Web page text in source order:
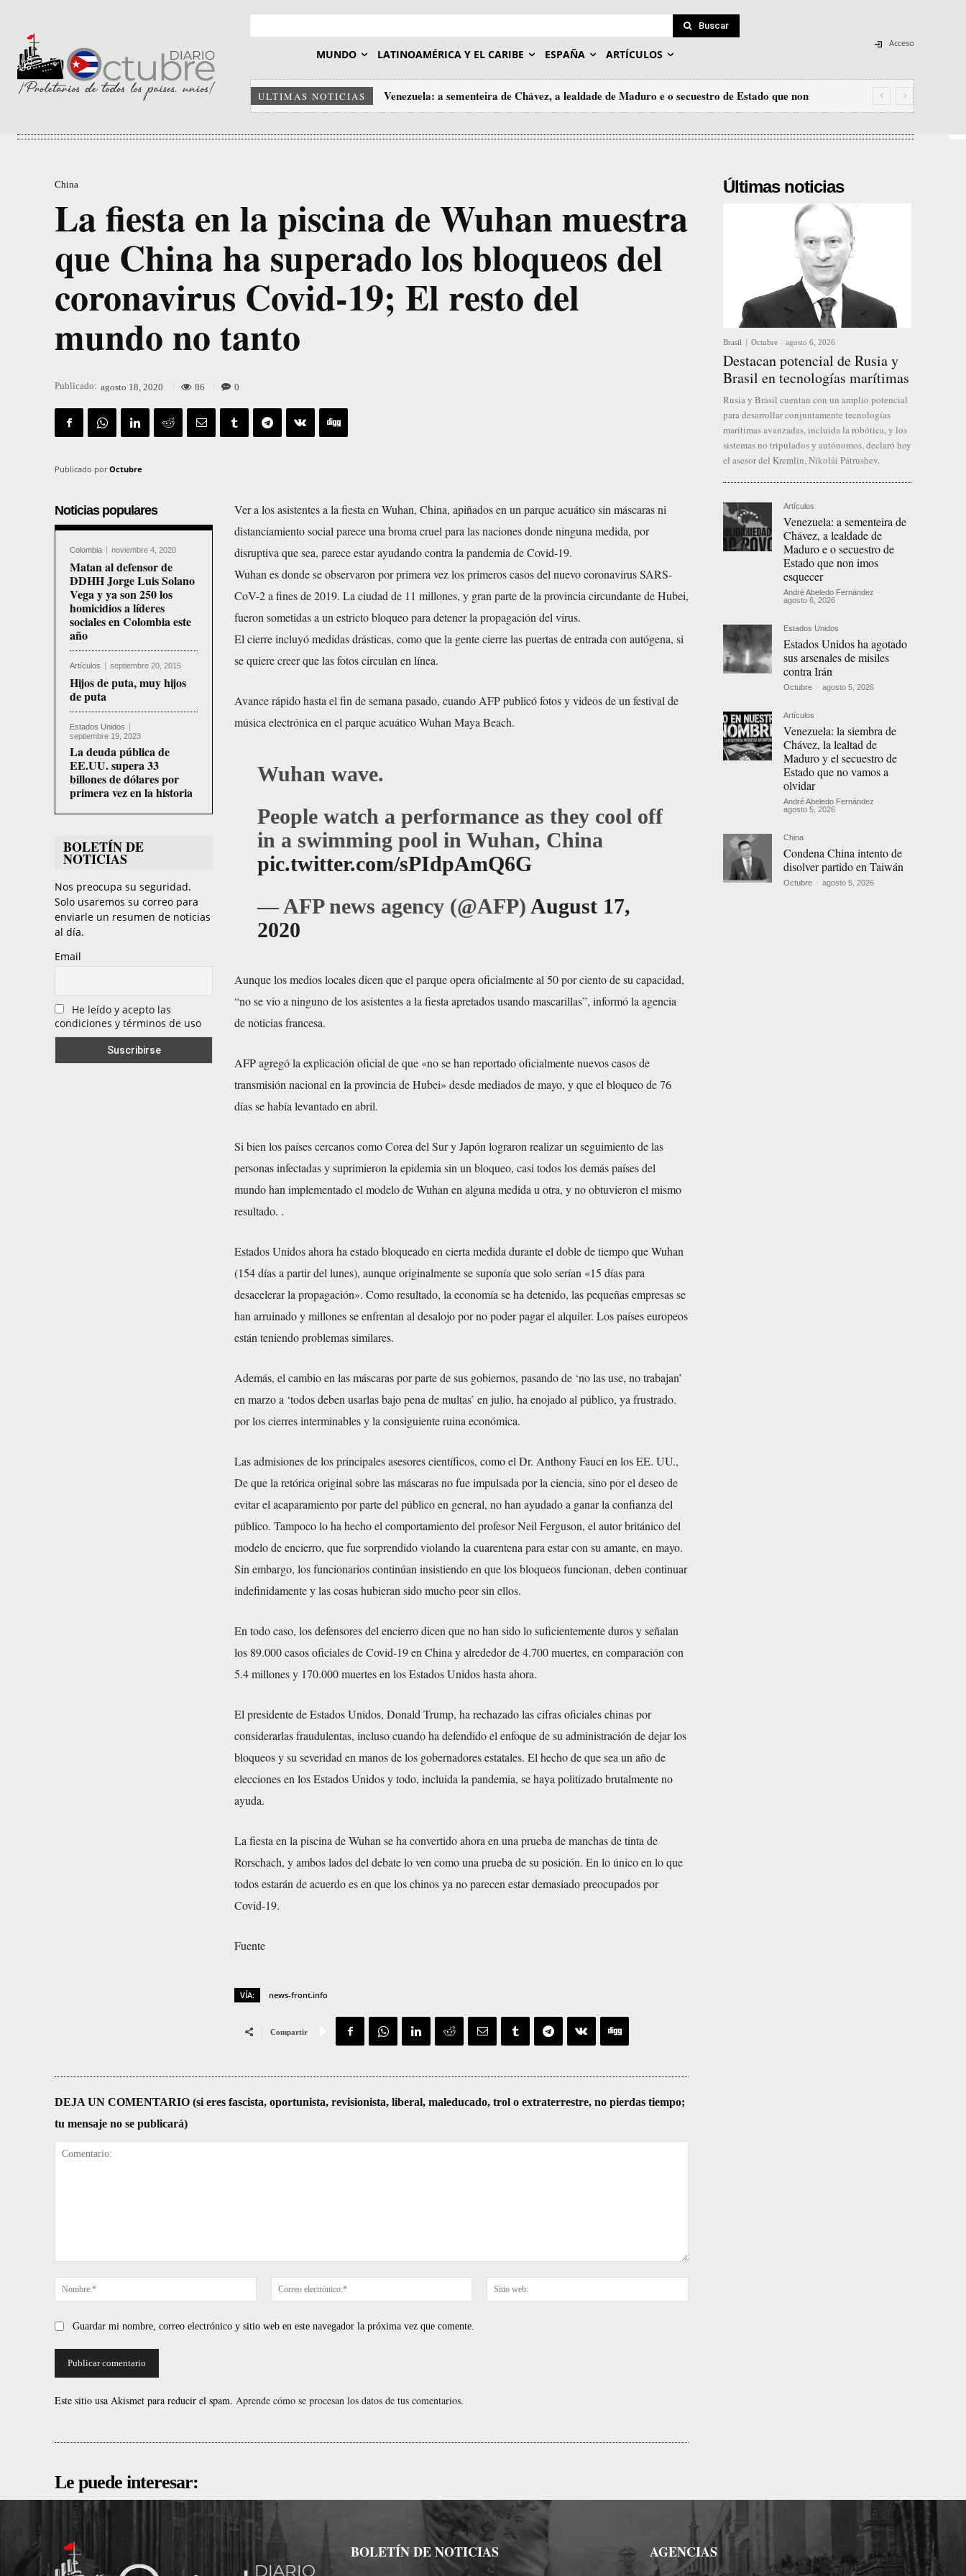
Buscar
MUNDO LATINOAMÉRICA Y EL CARIBE ESPAÑA ARTÍCULOS
Acceso
ULTIMAS NOTICIAS
Venezuela: a sementeira de Chávez, a lealdade de Maduro e o secuestro de Estado que non
imos esquecer
China
La fiesta en la piscina de Wuhan muestra
que China ha superado los bloqueos del
coronavirus Covid-19; El resto del
mundo no tanto
Publicado: agosto 18, 2020 86 0
Publicado por Octubre
Noticias populares
Colombia noviembre 4, 2020
Matan al defensor de
DDHH Jorge Luis Solano
Vega y ya son 250 los
homicidios a líderes
sociales en Colombia este
año
Artículos septiembre 20, 2015
Hijos de puta, muy hijos
de puta
Estados Unidos
septiembre 19, 2023
La deuda pública de
EE.UU. supera 33
billones de dólares por
primera vez en la historia
BOLETÍN DE
NOTICIAS
Nos preocupa su seguridad.
Solo usaremos su correo para
enviarle un resumen de noticias
al día.
Email
He leído y acepto las
condiciones y términos de uso
Ver a los asistentes a la fiesta en Wuhan, China, apiñados en un parque acuático sin máscaras ni
distanciamiento social parece una broma cruel para las naciones donde ninguna medida, por
disruptiva que sea, parece estar ayudando contra la pandemia de Covid-19.
Wuhan es donde se observaron por primera vez los primeros casos del nuevo coronavirus SARS-
CoV-2 a fines de 2019. La ciudad de 11 millones, y gran parte de la provincia circundante de Hubei,
fueron sometidas a un estricto bloqueo para detener la propagación del virus.
El cierre incluyó medidas drásticas, como que la gente cierre las puertas de entrada con autógena, si
se quiere creer que las fotos circulan en línea.
Avance rápido hasta el fin de semana pasado, cuando AFP publicó fotos y videos de un festival de
música electrónica en el parque acuático Wuhan Maya Beach.
Wuhan wave.
People watch a performance as they cool off
in a swimming pool in Wuhan, China
pic.twitter.com/sPIdpAmQ6G
— AFP news agency (@AFP) August 17,
2020
Aunque los medios locales dicen que el parque opera oficialmente al 50 por ciento de su capacidad,
“no se vio a ninguno de los asistentes a la fiesta apretados usando mascarillas”, informó la agencia
de noticias francesa.
AFP agregó la explicación oficial de que «no se han reportado oficialmente nuevos casos de
transmisión nacional en la provincia de Hubei» desde mediados de mayo, y que el bloqueo de 76
días se había levantado en abril.
Si bien los países cercanos como Corea del Sur y Japón lograron realizar un seguimiento de las
personas infectadas y suprimieron la epidemia sin un bloqueo, casi todos los demás países del
mundo han implementado el modelo de Wuhan en alguna medida u otra, y no obtuvieron el mismo
resultado. .
Estados Unidos ahora ha estado bloqueado en cierta medida durante el doble de tiempo que Wuhan
(154 días a partir del lunes), aunque originalmente se suponía que solo serían «15 días para
desacelerar la propagación». Como resultado, la economía se ha detenido, las pequeñas empresas se
han arruinado y millones se enfrentan al desalojo por no poder pagar el alquiler. Los países europeos
están teniendo problemas similares.
Además, el cambio en las máscaras por parte de sus gobiernos, pasando de ‘no las use, no trabajan’
en marzo a ‘todos deben usarlas bajo pena de multas’ en julio, ha enojado al público, ya frustrado.
por los cierres interminables y la consiguiente ruina económica.
Las admisiones de los principales asesores científicos, como el Dr. Anthony Fauci en los EE. UU.,
De que la retórica original sobre las máscaras no fue impulsada por la ciencia, sino por el deseo de
evitar el acaparamiento por parte del público en general, no han ayudado a ganar la confianza del
público. Tampoco lo ha hecho el comportamiento del profesor Neil Ferguson, el autor británico del
modelo de encierro, que fue sorprendido violando la cuarentena para estar con su amante, en mayo.
Sin embargo, los funcionarios continúan insistiendo en que los bloqueos funcionan, deben continuar
indefinidamente y las cosas hubieran sido mucho peor sin ellos.
En todo caso, los defensores del encierro dicen que no han sido lo suficientemente duros y señalan
los 89.000 casos oficiales de Covid-19 en China y alrededor de 4.700 muertes, en comparación con
5.4 millones y 170.000 muertes en los Estados Unidos hasta ahora.
El presidente de Estados Unidos, Donald Trump, ha rechazado las cifras oficiales chinas por
considerarlas fraudulentas, incluso cuando ha defendido el enfoque de su administración de dejar los
bloqueos y su severidad en manos de los gobernadores estatales. El hecho de que sea un año de
elecciones en los Estados Unidos y todo, incluida la pandemia, se haya politizado brutalmente no
ayuda.
La fiesta en la piscina de Wuhan se ha convertido ahora en una prueba de manchas de tinta de
Rorschach, y ambos lados del debate lo ven como una prueba de su posición. En lo único en lo que
todos estarán de acuerdo es en que los chinos ya no parecen estar demasiado preocupados por
Covid-19.
Fuente
VÍA: news-front.info
Compartir
DEJA UN COMENTARIO (si eres fascista, oportunista, revisionista, liberal, maleducado, trol o extraterrestre, no pierdas tiempo;
tu mensaje no se publicará)
Nombre:*
Correo
electrónico:*
web:
Guardar mi nombre, correo electrónico y sitio web en este navegador la próxima vez que comente.
Este sitio usa Akismet para reducir el spam. Aprende cómo se procesan los datos de tus comentarios.
Últimas noticias
Brasil Octubre - agosto 6, 2026
Destacan potencial de Rusia y
Brasil en tecnologías marítimas
Rusia y Brasil cuentan con un amplio potencial
para desarrollar conjuntamente tecnologías
marítimas avanzadas, incluida la robótica, y los
sistemas no tripulados y autónomos, declaró hoy
el asesor del Kremlin, Nikolái Pátrushev.
Artículos
Venezuela: a sementeira de
Chávez, a lealdade de
Maduro e o secuestro de
Estado que non imos
esquecer
André Abeledo Fernández -
agosto 6, 2026
Estados Unidos
Estados Unidos ha agotado
sus arsenales de misiles
contra Irán
Octubre - agosto 5, 2026
Artículos
Venezuela: la siembra de
Chávez, la lealtad de
Maduro y el secuestro de
Estado que no vamos a
olvidar
André Abeledo Fernández -
agosto 5, 2026
China
Condena China intento de
disolver partido en Taiwán
Octubre - agosto 5, 2026
Le puede interesar:
BOLETÍN DE NOTICIAS AGENCIAS